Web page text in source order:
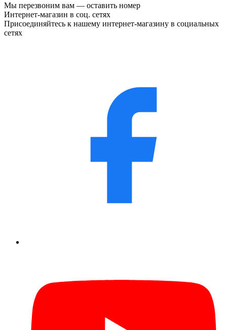
Мы перезвоним вам — оставить номер
Интернет-магазин в соц. сетях
Присоединяйтесь к нашему интернет-магазину в социальных
сетях